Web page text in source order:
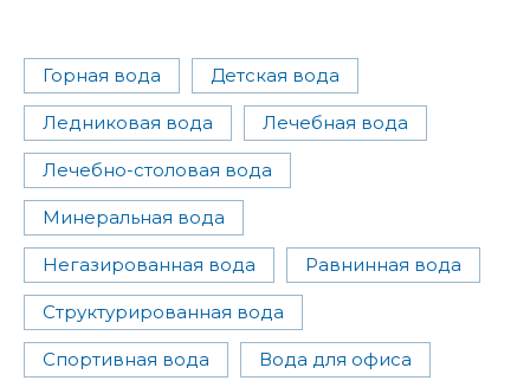
Горная вода Детская вода
Ледниковая вода Лечебная вода
Лечебно-столовая вода
Минеральная вода
Негазированная вода Равнинная вода
Структурированная вода
Спортивная вода Вода для офиса